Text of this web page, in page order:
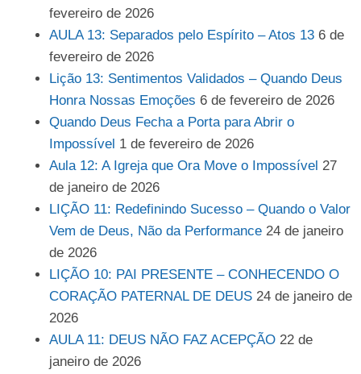
fevereiro de 2026
AULA 13: Separados pelo Espírito – Atos 13 6 de
fevereiro de 2026
Lição 13: Sentimentos Validados – Quando Deus
Honra Nossas Emoções 6 de fevereiro de 2026
Quando Deus Fecha a Porta para Abrir o
Impossível 1 de fevereiro de 2026
Aula 12: A Igreja que Ora Move o Impossível 27
de janeiro de 2026
LIÇÃO 11: Redefinindo Sucesso – Quando o Valor
Vem de Deus, Não da Performance 24 de janeiro
de 2026
LIÇÃO 10: PAI PRESENTE – CONHECENDO O
CORAÇÃO PATERNAL DE DEUS 24 de janeiro de
2026
AULA 11: DEUS NÃO FAZ ACEPÇÃO 22 de
janeiro de 2026